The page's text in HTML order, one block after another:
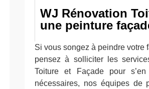
WJ Rénovation
une peinture
Si vous songez à peindre votre
pensez à solliciter les
Toiture et Façade pour
nécessaires, nos équipes de